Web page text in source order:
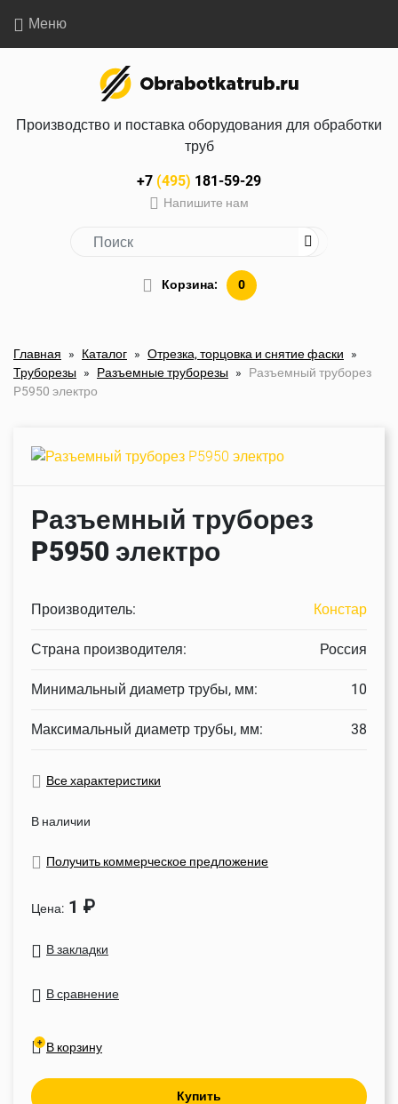
Меню
Производство и поставка оборудования для обработки
труб
+7 (495) 181-59-29
Напишите нам
Корзина: 0
Главная » Каталог » Отрезка, торцовка и снятие фаски
»
Труборезы » Разъемные труборезы »
Разъемный труборез
P5950 электро
Разъемный труборез
P5950 электро
Производитель: Констар
Страна производителя: Россия
Минимальный диаметр трубы, мм: 10
Максимальный диаметр трубы, мм: 38
Все характеристики
В наличии
Получить коммерческое предложение
Цена: 1 ₽
В закладки
В сравнение
В корзину
Купить